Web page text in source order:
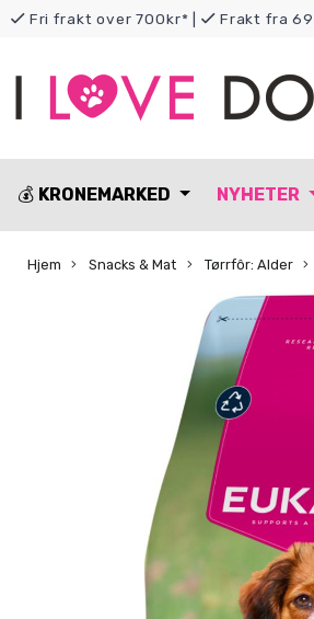
Fri frakt over 700kr* | Frakt fra
💰 KRONEMARKED NYHETER
Hjem Snacks & Mat Tørrfôr: Alder